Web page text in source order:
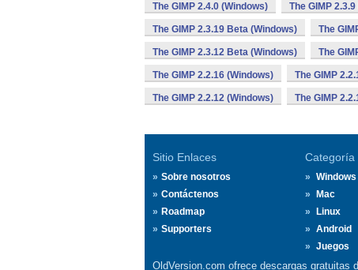
The GIMP 2.4.0 (Windows) The GIMP
The GIMP 2.3.19 Beta (Windows) The
The GIMP 2.3.12 Beta (Windows) The
The GIMP 2.2.16 (Windows) The GIMP
The GIMP 2.2.12 (Windows) The GIMP
Sitio Enlaces
Sobre nosotros
Contáctenos
Roadmap
Supporters
Categoría
Windows
Mac
Linux
Android
Juegos
OldVersion.com ofrece descargas gratuitas